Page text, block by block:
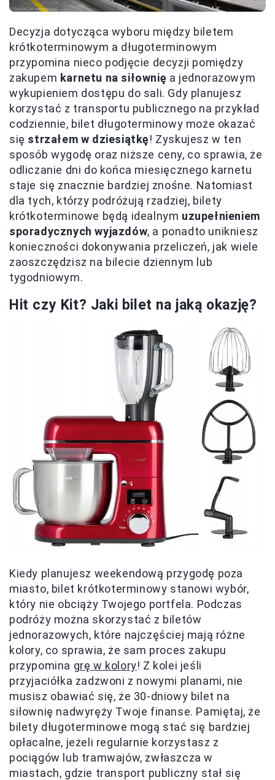
Decyzja dotycząca wyboru między biletem
krótkoterminowym a długoterminowym
przypomina nieco podjęcie decyzji pomiędzy
zakupem karnetu na siłownię a jednorazowym
wykupieniem dostępu do sali. Gdy planujesz
korzystać z transportu publicznego na przykład
codziennie, bilet długoterminowy może okazać
się strzałem w dziesiątkę! Zyskujesz w ten
sposób wygodę oraz niższe ceny, co sprawia, że
odliczanie dni do końca miesięcznego karnetu
staje się znacznie bardziej znośne. Natomiast
dla tych, którzy podróżują rzadziej, bilety
krótkoterminowe będą idealnym uzupełnieniem
sporadycznych wyjazdów, a ponadto unikniesz
konieczności dokonywania przeliczeń, jak wiele
zaoszczędzisz na bilecie dziennym lub
tygodniowym.
Hit czy Kit? Jaki bilet na jaką okazję?
Kiedy planujesz weekendową przygodę poza
miasto, bilet krótkoterminowy stanowi wybór,
który nie obciąży Twojego portfela. Podczas
podróży można skorzystać z biletów
jednorazowych, które najczęściej mają różne
kolory, co sprawia, że sam proces zakupu
przypomina grę w kolory! Z kolei jeśli
przyjaciółka zadzwoni z nowymi planami, nie
musisz obawiać się, że 30-dniowy bilet na
siłownię nadwyręży Twoje finanse. Pamiętaj, że
bilety długoterminowe mogą stać się bardziej
opłacalne, jeżeli regularnie korzystasz z
pociągów lub tramwajów, zwłaszcza w
miastach, gdzie transport publiczny stał się